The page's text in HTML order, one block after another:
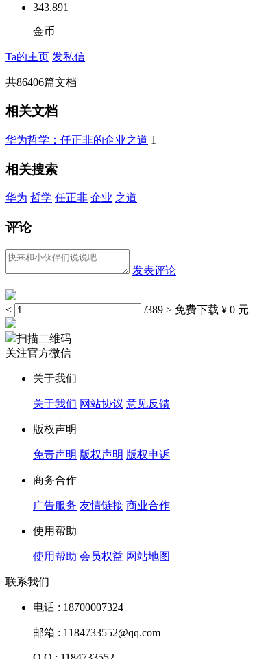
343.891
金币
Ta的主页 发私信
共86406篇文档
相关文档
华为哲学：任正非的企业之道 1
相关搜索
华为 哲学 任正非 企业 之道
评论
发表评论
< /389 > 免费下载 ¥ 0 元
扫描二维码
关注官方微信
关于我们
关于我们 网站协议 意见反馈
版权声明
免责声明 版权声明 版权申诉
商务合作
广告服务 友情链接 商业合作
使用帮助
使用帮助 会员权益 网站地图
联系我们
电话 : 18700007324
邮箱 : 1184733552@qq.com